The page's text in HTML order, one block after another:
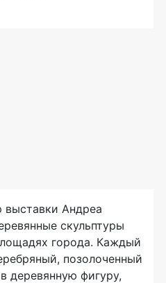
выставки Андреа
скульптуры
города. Каждый
позолоченный
деревянную фигуру,